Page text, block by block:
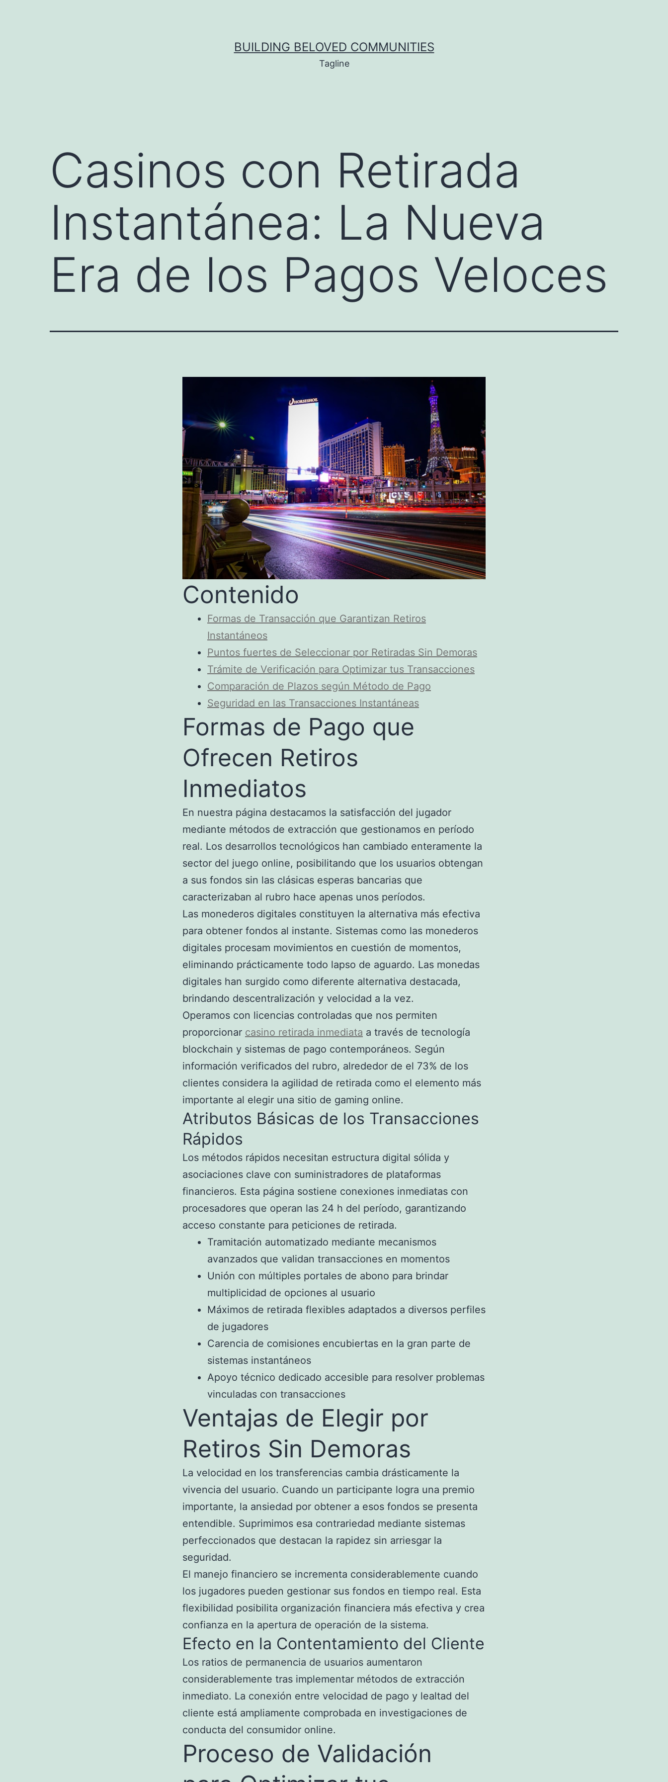
BUILDING BELOVED COMMUNITIES
Tagline
Casinos con Retirada
Instantánea: La Nueva
Era de los Pagos Veloces
Contenido
Formas de Transacción que Garantizan Retiros
Instantáneos
Puntos fuertes de Seleccionar por Retiradas Sin Demoras
Trámite de Verificación para Optimizar tus Transacciones
Comparación de Plazos según Método de Pago
Seguridad en las Transacciones Instantáneas
Formas de Pago que
Ofrecen Retiros
Inmediatos
En nuestra página destacamos la satisfacción del jugador
mediante métodos de extracción que gestionamos en período
real. Los desarrollos tecnológicos han cambiado enteramente la
sector del juego online, posibilitando que los usuarios obtengan
a sus fondos sin las clásicas esperas bancarias que
caracterizaban al rubro hace apenas unos períodos.
Las monederos digitales constituyen la alternativa más efectiva
para obtener fondos al instante. Sistemas como las monederos
digitales procesam movimientos en cuestión de momentos,
eliminando prácticamente todo lapso de aguardo. Las monedas
digitales han surgido como diferente alternativa destacada,
brindando descentralización y velocidad a la vez.
Operamos con licencias controladas que nos permiten
proporcionar casino retirada inmediata a través de tecnología
blockchain y sistemas de pago contemporáneos. Según
información verificados del rubro, alrededor de el 73% de los
clientes considera la agilidad de retirada como el elemento más
importante al elegir una sitio de gaming online.
Atributos Básicas de los Transacciones
Rápidos
Los métodos rápidos necesitan estructura digital sólida y
asociaciones clave con suministradores de plataformas
financieros. Esta página sostiene conexiones inmediatas con
procesadores que operan las 24 h del período, garantizando
acceso constante para peticiones de retirada.
Tramitación automatizado mediante mecanismos
avanzados que validan transacciones en momentos
Unión con múltiples portales de abono para brindar
multiplicidad de opciones al usuario
Máximos de retirada flexibles adaptados a diversos perfiles
de jugadores
Carencia de comisiones encubiertas en la gran parte de
sistemas instantáneos
Apoyo técnico dedicado accesible para resolver problemas
vinculadas con transacciones
Ventajas de Elegir por
Retiros Sin Demoras
La velocidad en los transferencias cambia drásticamente la
vivencia del usuario. Cuando un participante logra una premio
importante, la ansiedad por obtener a esos fondos se presenta
entendible. Suprimimos esa contrariedad mediante sistemas
perfeccionados que destacan la rapidez sin arriesgar la
seguridad.
El manejo financiero se incrementa considerablemente cuando
los jugadores pueden gestionar sus fondos en tiempo real. Esta
flexibilidad posibilita organización financiera más efectiva y crea
confianza en la apertura de operación de la sistema.
Efecto en la Contentamiento del Cliente
Los ratios de permanencia de usuarios aumentaron
considerablemente tras implementar métodos de extracción
inmediato. La conexión entre velocidad de pago y lealtad del
cliente está ampliamente comprobada en investigaciones de
conducta del consumidor online.
Proceso de Validación